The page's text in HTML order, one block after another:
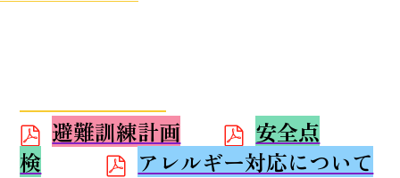
School Policy
附属学校の使命
基本情報
避難訓練計画
安全点
検
アレルギー対応について